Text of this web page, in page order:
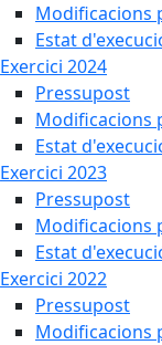
Modificacions
Estat
Exercici 2024
Pressupost
Modificacions
Estat
Exercici 2023
Pressupost
Modificacions
Estat
Exercici 2022
Pressupost
Modificacions